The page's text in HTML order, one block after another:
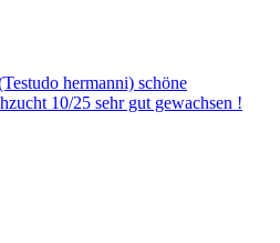
hermanni) schöne
10/25 sehr gut gewachsen !